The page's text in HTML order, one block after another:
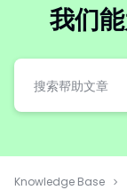
我们
Knowledge Base